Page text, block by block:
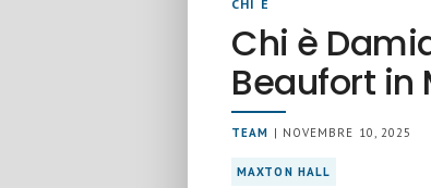
CHI È
Chi è
Beaufort in
TEAM | NOVEMBRE 10, 2025
MAXTON HALL